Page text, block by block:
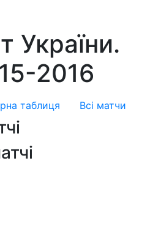
України.
2016
таблиця Всі матчи